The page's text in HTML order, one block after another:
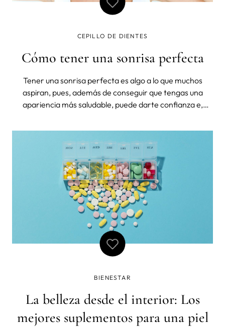
CEPILLO DE DIENTES
Cómo tener una sonrisa perfecta
Tener una sonrisa perfecta es algo a lo que muchos
aspiran, pues, además de conseguir que tengas una
apariencia más saludable, puede darte confianza e,
conseguir una sonrisa perfecta hace falta cepillarse los
dientes a diario y cuidar de ellos. Sig
BIENESTAR
La belleza desde el interior: Los
mejores suplementos para una piel